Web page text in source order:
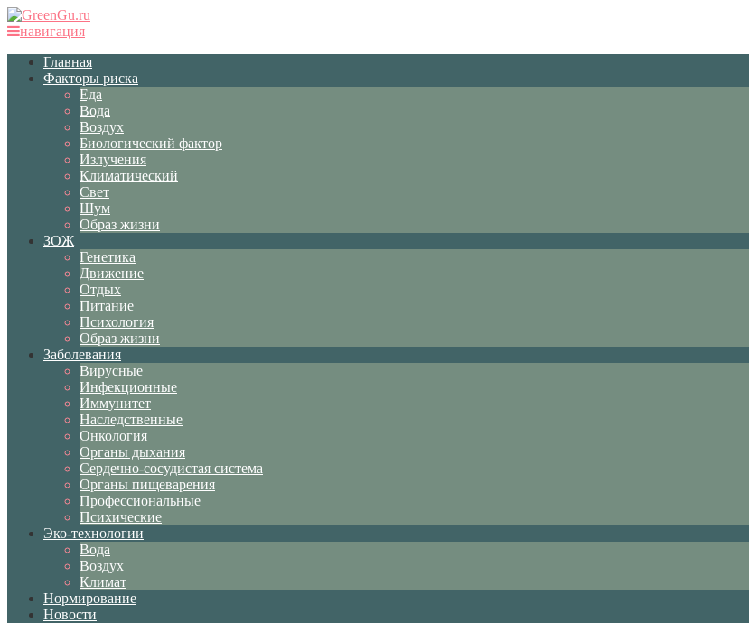
навигация
Главная
Факторы риска
Еда
Вода
Воздух
Биологический фактор
Излучения
Климатический
Свет
Шум
Образ жизни
ЗОЖ
Генетика
Движение
Отдых
Питание
Психология
Образ жизни
Заболевания
Вирусные
Инфекционные
Иммунитет
Наследственные
Онкология
Органы дыхания
Сердечно-сосудистая система
Органы пищеварения
Профессиональные
Психические
Эко-технологии
Вода
Воздух
Климат
Нормирование
Новости